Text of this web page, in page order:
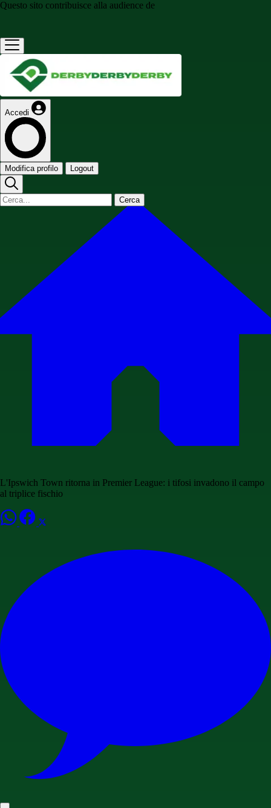
Questo sito contribuisce alla audience de
Accedi
Modifica profilo Logout
Cerca
L'Ipswich Town ritorna in Premier League: i tifosi invadono il campo
al triplice fischio